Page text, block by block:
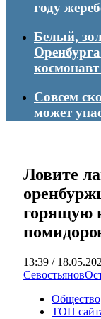
году
Белый,
Совсем
может
Ловите
горящую
13:39 /
Севостьянов
Общество
ТОП